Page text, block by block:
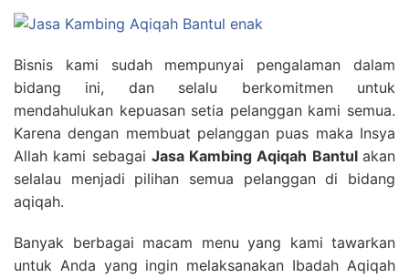
Bisnis kami sudah mempunyai pengalaman dalam
bidang ini, dan selalu berkomitmen untuk
mendahulukan kepuasan setia pelanggan kami semua.
Karena dengan membuat pelanggan puas maka Insya
Allah kami sebagai Jasa Kambing Aqiqah Bantulakan
selalau menjadi pilihan semua pelanggan di bidang
aqiqah.
Banyak berbagai macam menu yang kami tawarkan
untuk Anda yang ingin melaksanakan Ibadah Aqiqah